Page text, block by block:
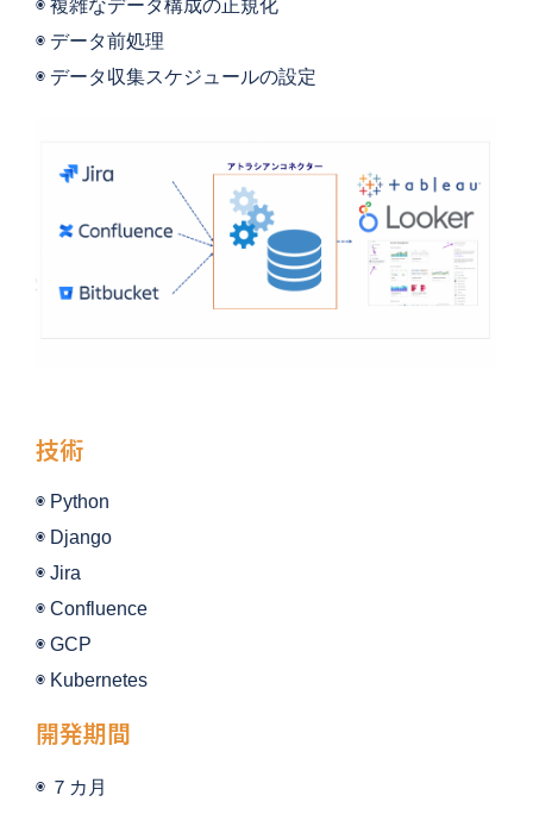
◉ 複雑なデータ構成の正規化
◉ データ前処理
◉ データ収集スケジュールの設定
技術
◉ Python
◉ Django
◉ Jira
◉ Confluence
◉ GCP
◉ Kubernetes
開発期間
◉ ７ カ月